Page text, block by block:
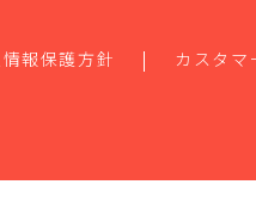
報保護方針 カスタマ